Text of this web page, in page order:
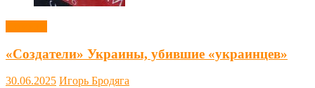
«Создатели» Украины, убившие «украинцев»
30.06.2025 Игорь Бродяга